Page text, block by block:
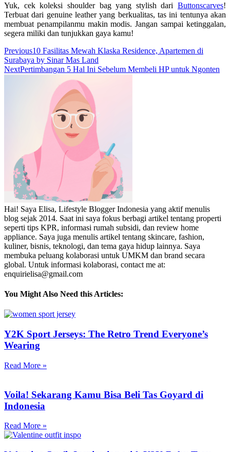
Yuk, cek koleksi shoulder bag yang stylish dari Buttonscarves!
Terbuat dari genuine leather yang berkualitas, tas ini tentunya akan
membuat penampilanmu makin modis. Jangan sampai ketinggalan,
segera miliki dan tunjukkan gaya kamu!
Previous10 Fasilitas Mewah Klaska Residence, Apartemen di
Surabaya by Sinar Mas Land
NextPertimbangan 5 Hal Ini Sebelum Membeli HP untuk Ngonten
Hai! Saya Elisa, Lifestyle Blogger Indonesia yang aktif menulis
blog sejak 2014. Saat ini saya fokus berbagi artikel tentang properti
seperti tips KPR, informasi rumah subsidi, dan review home
appliance. Saya juga menulis artikel tentang skincare, fashion,
kuliner, bisnis, teknologi, dan tema gaya hidup lainnya. Saya
membuka peluang kolaborasi untuk UMKM dan brand secara
global. Untuk informasi kolaborasi, contact me at:
enquirielisa@gmail.com
You Might Also Need this Articles:
Y2K Sport Jerseys: The Retro Trend Everyone’s
Wearing
Read More »
Voila! Sekarang Kamu Bisa Beli Tas Goyard di
Indonesia
Read More »